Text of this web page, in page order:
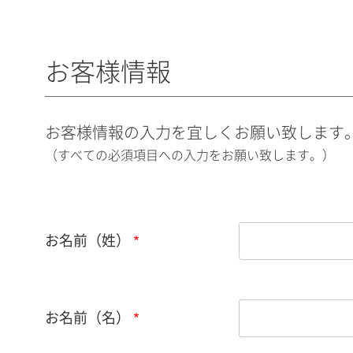
お客様情報
お客様情報の入力を宜しくお願い致します
（すべての必須項目への入力をお願い致します。）
お名前（姓）
お名前（名）